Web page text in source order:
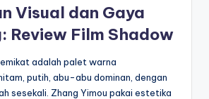
Visual dan Gaya
Review Film Shadow
adalah palet warna
putih, abu-abu dominan, dengan
sesekali. Zhang Yimou pakai estetika